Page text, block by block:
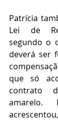
Patrícia
Lei de
segundo o
deverá ser
que só
contrato